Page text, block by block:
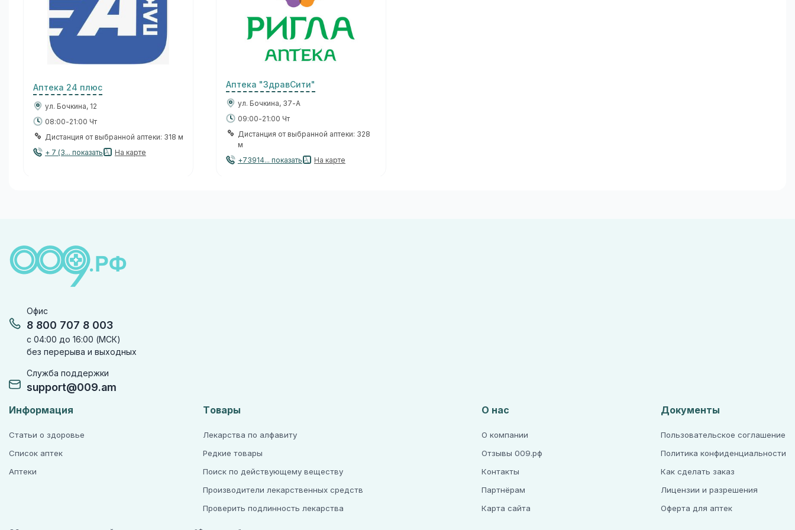
Аптека 24 плюс
ул. Бочкина, 12
08:00-21:00 Чт
Дистанция от выбранной аптеки: 318 м
+ 7 (3... показать
На карте
Аптека "ЗдравСити"
ул. Бочкина, 37-А
09:00-21:00 Чт
Дистанция от выбранной аптеки: 328
м
+73914... показать
На карте
Офис
8 800 707 8 003
с 04:00 до 16:00 (МСК)
без перерыва и выходных
Служба поддержки
support@009.am
Информация
Статьи о здоровье
Список аптек
Аптеки
Товары
Лекарства по алфавиту
Редкие товары
Поиск по действующему веществу
Производители лекарственных средств
Проверить подлинность лекарства
О нас
О компании
Отзывы 009.рф
Контакты
Партнёрам
Карта сайта
Документы
Пользовательское соглашение
Политика конфиденциальности
Как сделать заказ
Лицензии и разрешения
Оферта для аптек